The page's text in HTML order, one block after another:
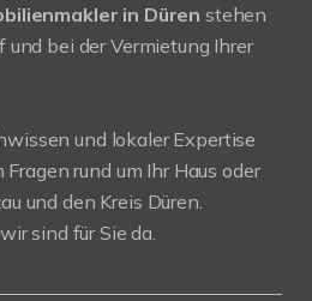
in Düren stehen
bei der Vermietung Ihrer
und lokaler Expertise
rund um Ihr Haus oder
und den Kreis Düren.
sind für Sie da.